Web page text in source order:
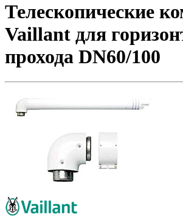
Телескопические
Vaillant для
прохода DN60/100